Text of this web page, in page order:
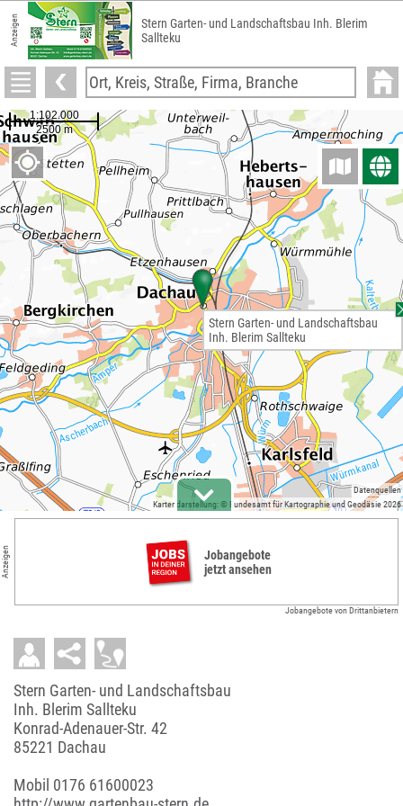
Anzeigen
Stern Garten- und Landschaftsbau Inh. Blerim
Sallteku
Kartendarstellung: © Bundesamt für Kartographie und Geodäsie 2026
Datenquellen
Stern Garten- und Landschaftsbau
Inh. Blerim Sallteku
Anzeigen
Jobangebote
jetzt ansehen
Jobangebote von Drittanbietern
Stern Garten- und Landschaftsbau
Inh. Blerim Sallteku
Konrad-Adenauer-Str. 42
85221 Dachau
Mobil 0176 61600023